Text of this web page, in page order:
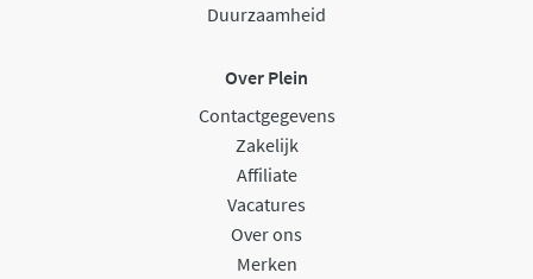
Duurzaamheid
Over Plein
Contactgegevens
Zakelijk
Affiliate
Vacatures
Over ons
Merken